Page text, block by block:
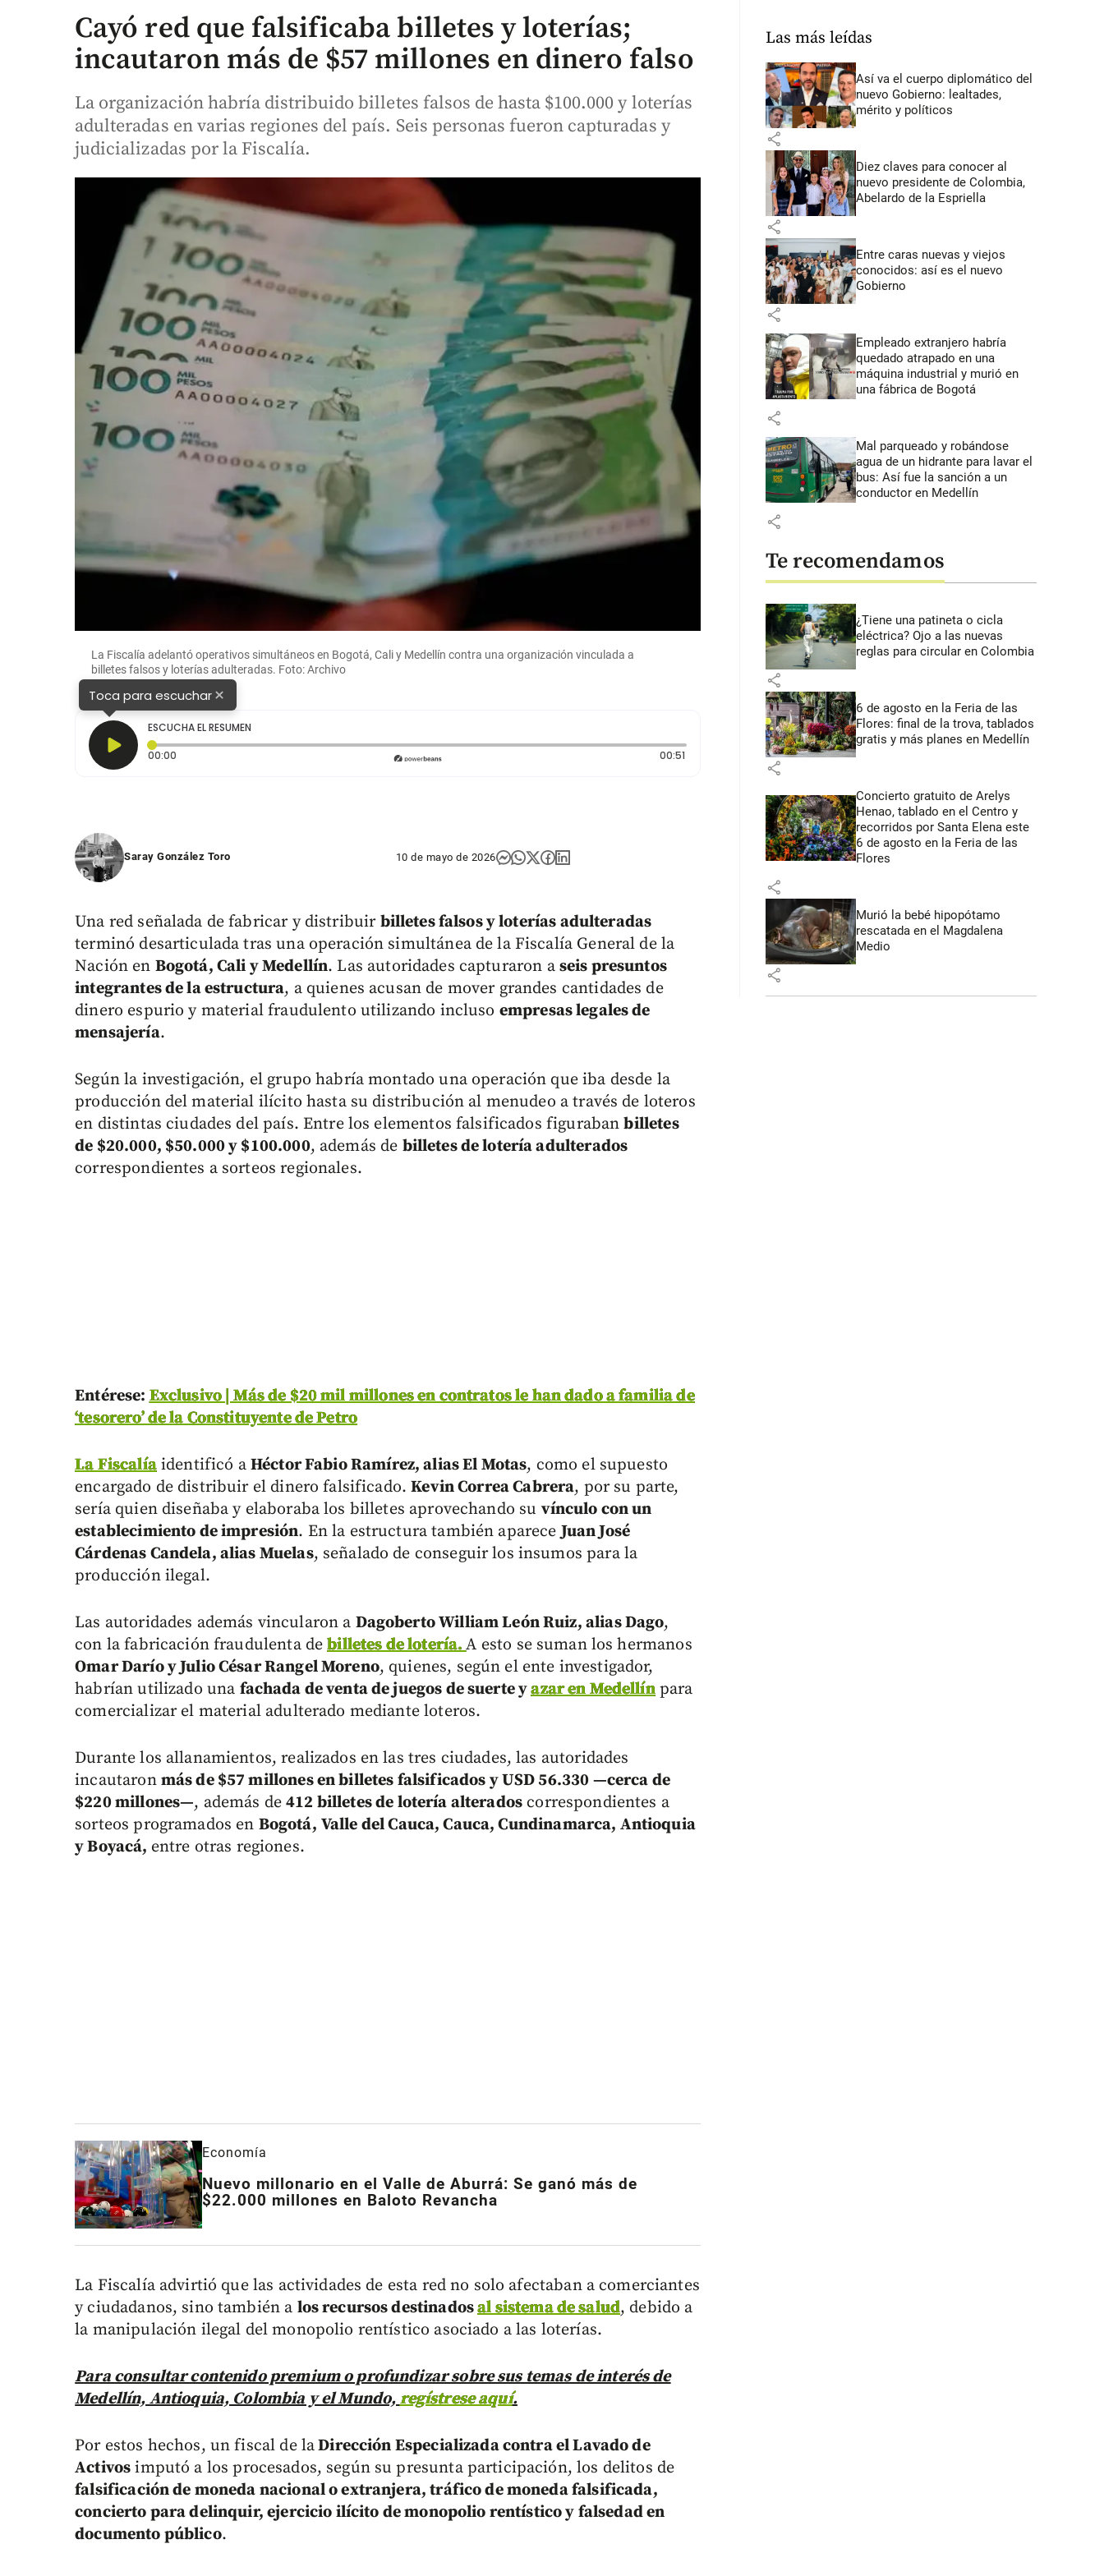
Cayó red que falsificaba billetes y loterías;
incautaron más de $57 millones en dinero falso
La organización habría distribuido billetes falsos de hasta $100.000 y loterías
adulteradas en varias regiones del país. Seis personas fueron capturadas y
judicializadas por la Fiscalía.
La Fiscalía adelantó operativos simultáneos en Bogotá, Cali y Medellín contra una organización vinculada a
billetes falsos y loterías adulteradas. Foto: Archivo
Toca para escuchar×
ESCUCHA EL RESUMEN
00:00
00:51 Duración: 51 segundos
Saray González Toro 10 de mayo de 2026
Una red señalada de fabricar y distribuir billetes falsos y loterías adulteradas
terminó desarticulada tras una operación simultánea de la Fiscalía General de la
Nación en Bogotá, Cali y Medellín. Las autoridades capturaron a seis presuntos
integrantes de la estructura, a quienes acusan de mover grandes cantidades de
dinero espurio y material fraudulento utilizando incluso empresas legales de
mensajería.
Según la investigación, el grupo habría montado una operación que iba desde la
producción del material ilícito hasta su distribución al menudeo a través de loteros
en distintas ciudades del país. Entre los elementos falsificados figurabanbilletes
de $20.000, $50.000 y $100.000, además de billetes de lotería adulterados
correspondientes a sorteos regionales.
Entérese:Exclusivo | Más de $20 mil millones en contratos le han dado a familia de
‘tesorero’ de la Constituyente de Petro
La Fiscalíaidentificó a Héctor Fabio Ramírez, alias El Motas, como el supuesto
encargado de distribuir el dinero falsificado.Kevin Correa Cabrera, por su parte,
sería quien diseñaba y elaboraba los billetes aprovechando su vínculo con un
establecimiento de impresión. En la estructura también apareceJuan José
Cárdenas Candela, alias Muelas, señalado de conseguir los insumos para la
producción ilegal.
Las autoridades además vincularon a Dagoberto William León Ruiz, alias Dago,
con la fabricación fraudulenta debilletes de lotería.A esto se suman los hermanos
Omar Darío y Julio César Rangel Moreno, quienes, según el ente investigador,
habrían utilizado una fachada de venta de juegos de suerte yazar en Medellínpara
comercializar el material adulterado mediante loteros.
Durante los allanamientos, realizados en las tres ciudades, las autoridades
incautaron más de $57 millones en billetes falsificados y USD 56.330 —cerca de
$220 millones—, además de412 billetes de lotería alterados correspondientes a
sorteos programados en Bogotá, Valle del Cauca, Cauca, Cundinamarca, Antioquia
y Boyacá, entre otras regiones.
Economía
Nuevo millonario en el Valle de Aburrá: Se ganó más de
$22.000 millones en Baloto Revancha
La Fiscalía advirtió que las actividades de esta red no solo afectaban a comerciantes
y ciudadanos, sino también a los recursos destinadosal sistema de salud, debido a
la manipulación ilegal del monopolio rentístico asociado a las loterías.
Para consultar contenido premium o profundizar sobre sus temas de interés de
Medellín, Antioquia, Colombia y el Mundo, regístrese aquí.
Por estos hechos, un fiscal de laDirección Especializada contra el Lavado de
Activos imputó a los procesados, según su presunta participación, los delitos de
falsificación de moneda nacional o extranjera, tráfico de moneda falsificada,
concierto para delinquir, ejercicio ilícito de monopolio rentístico y falsedad en
documento público.
Las más leídas
Así va el cuerpo diplomático del
nuevo Gobierno: lealtades,
mérito y políticos
share
Diez claves para conocer al
nuevo presidente de Colombia,
Abelardo de la Espriella
share
Entre caras nuevas y viejos
conocidos: así es el nuevo
Gobierno
share
Empleado extranjero habría
quedado atrapado en una
máquina industrial y murió en
una fábrica de Bogotá
share
Mal parqueado y robándose
agua de un hidrante para lavar el
bus: Así fue la sanción a un
conductor en Medellín
share
Te recomendamos
¿Tiene una patineta o cicla
eléctrica? Ojo a las nuevas
reglas para circular en Colombia
share
6 de agosto en la Feria de las
Flores: final de la trova, tablados
gratis y más planes en Medellín
share
Concierto gratuito de Arelys
Henao, tablado en el Centro y
recorridos por Santa Elena este
6 de agosto en la Feria de las
Flores
share
Murió la bebé hipopótamo
rescatada en el Magdalena
Medio
share